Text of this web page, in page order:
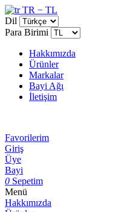
TR − TL
Dil
Para Birimi
Hakkımızda
Ürünler
Markalar
Bayi Ağı
İletişim
Favorilerim
Giriş
Üye
Bayi
0 Sepetim
Menü
Hakkımızda